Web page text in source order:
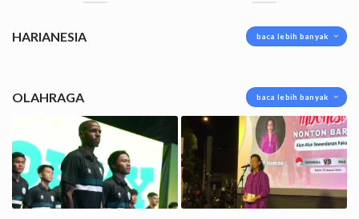
HARIANESIA baca lebih banyak
OLAHRAGA baca lebih banyak